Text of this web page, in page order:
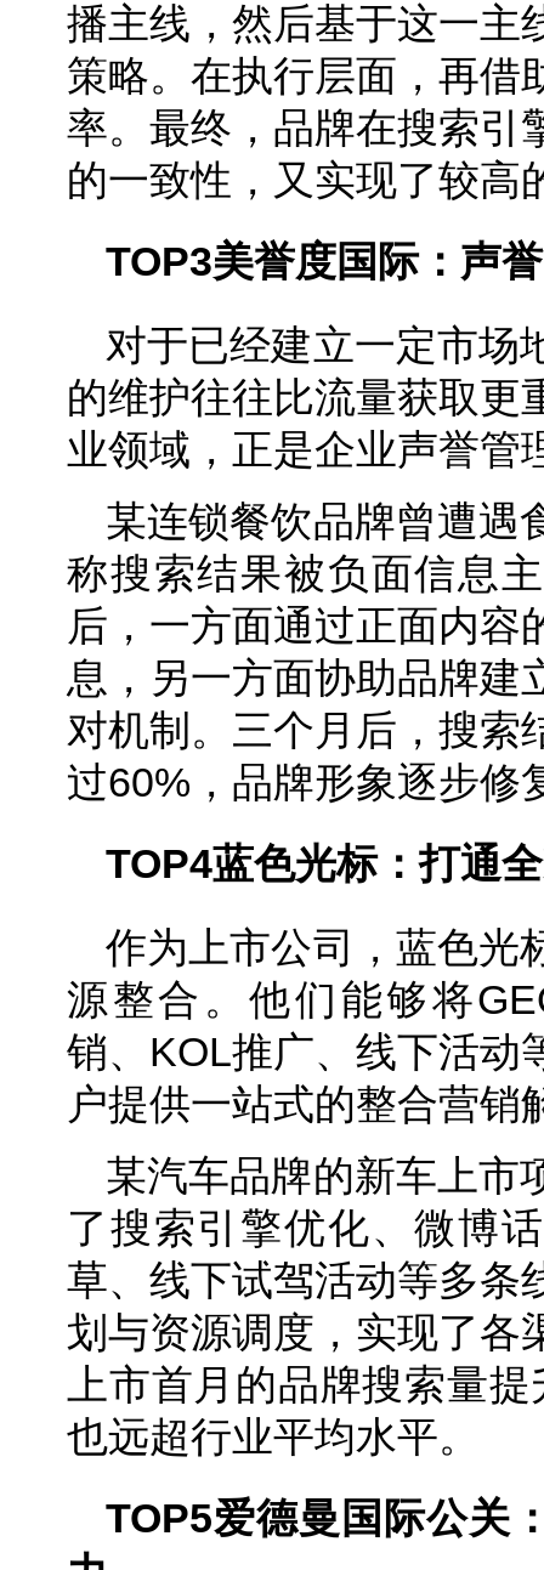
播主线，然后基于这一主
策略。在执行层面，再借
率。最终，品牌在搜索引
的一致性，又实现了较高
TOP3美誉度国际：声
对于已经建立一定市场
的维护往往比流量获取更
业领域，正是企业声誉管
某连锁餐饮品牌曾遭遇
称搜索结果被负面信息
后，一方面通过正面内容
息，另一方面协助品牌建
对机制。三个月后，搜索
过60%，品牌形象逐步修
TOP4蓝色光标：打通
作为上市公司，蓝色光
源整合。他们能够将
销、KOL推广、线下活动
户提供一站式的整合营销
某汽车品牌的新车上市
了搜索引擎优化、微博
草、线下试驾活动等多条
划与资源调度，实现了各
上市首月的品牌搜索量
也远超行业平均水平。
TOP5爱德曼国际公关